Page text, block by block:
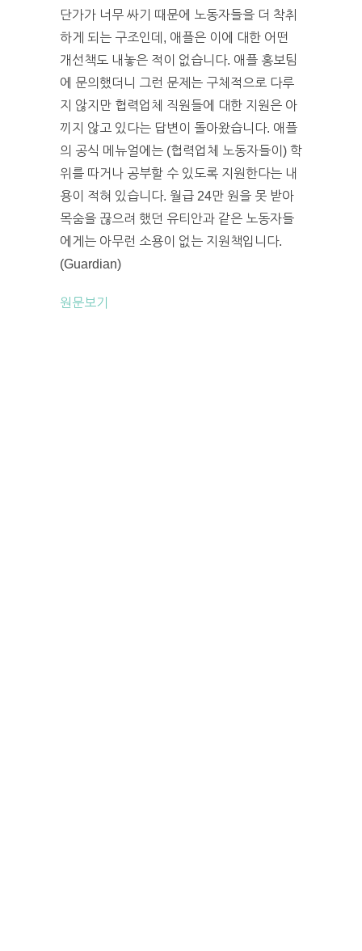
단가가 너무 싸기 때문에 노동자들을 더 착취
하게 되는 구조인데, 애플은 이에 대한 어떤
개선책도 내놓은 적이 없습니다. 애플 홍보팀
에 문의했더니 그런 문제는 구체적으로 다루
지 않지만 협력업체 직원들에 대한 지원은 아
끼지 않고 있다는 답변이 돌아왔습니다. 애플
의 공식 메뉴얼에는 (협력업체 노동자들이) 학
위를 따거나 공부할 수 있도록 지원한다는 내
용이 적혀 있습니다. 월급 24만 원을 못 받아
목숨을 끊으려 했던 유티안과 같은 노동자들
에게는 아무런 소용이 없는 지원책입니다.
(Guardian)
원문보기